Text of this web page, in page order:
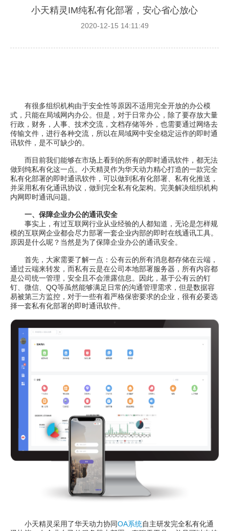
小天精灵IM纯私有化部署，安心省心放心
2020-12-15 14:11:49
有很多组织机构由于安全性等原因不适用完全开放的办公模
式，只能在局域网内办公。但是，对于日常办公，除了要存放大量
行政，财务，人事、技术交流，文档存储等外，也需要通过网络去
传输文件，进行各种交流，所以在局域网中安全稳定运作的即时通
讯软件，是不可缺少的。
而目前我们能够在市场上看到的所有的即时通讯软件，都无法
做到纯私有化这一点。小天精灵作为华天动力精心打造的一款完全
私有化部署的即时通讯软件，可以做到私有化部署、私有化推送，
并采用私有化通讯协议，做到完全私有化架构。完美解决组织机构
内网即时通讯问题。
一、保障企业办公的通讯安全
事实上，有过互联网行业从业经验的人都知道，无论是怎样规
模的互联网企业都会尽力部署一套企业内部的即时在线通讯工具。
原因是什么呢？当然是为了保障企业办公的通讯安全。
首先，大家需要了解一点：公有云的所有消息都存储在云端，
通过云端来转发，而私有云是在公司本地部署服务器，所有内容都
是公司统一管理，安全且不会泄露信息。因此，基于公有云的钉
钉、微信、QQ等虽然能够满足日常的沟通管理需求，但是数据容
易被第三方监控，对于一些有着严格保密要求的企业，很有必要选
择一套私有化部署的即时通讯软件。
小天精灵采用了华天动力协同OA系统自主研发完全私有化通